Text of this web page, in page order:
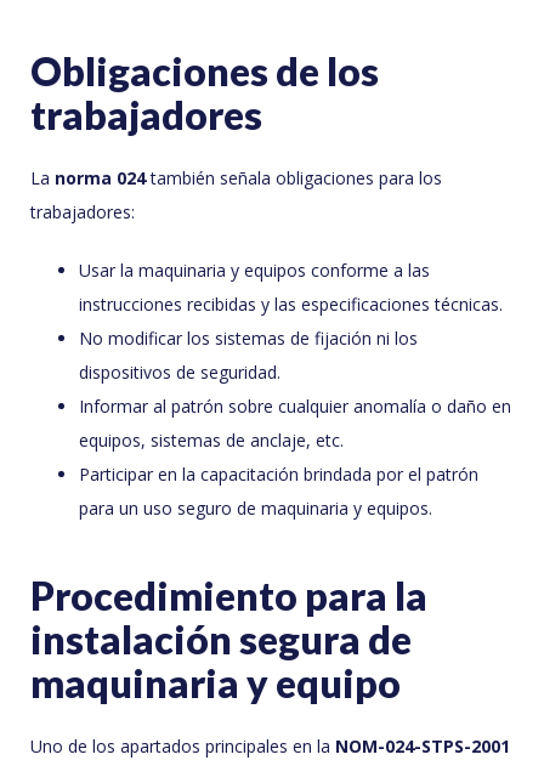
Obligaciones de los
trabajadores
La norma 024también señala obligaciones para los
trabajadores:
Usar la maquinaria y equipos conforme a las
instrucciones recibidas y las especificaciones técnicas.
No modificar los sistemas de fijación ni los
dispositivos de seguridad.
Informar al patrón sobre cualquier anomalía o daño en
equipos, sistemas de anclaje, etc.
Participar en la capacitación brindada por el patrón
para un uso seguro de maquinaria y equipos.
Procedimiento para la
instalación segura de
maquinaria y equipo
Uno de los apartados principales en la NOM-024-STPS-2001